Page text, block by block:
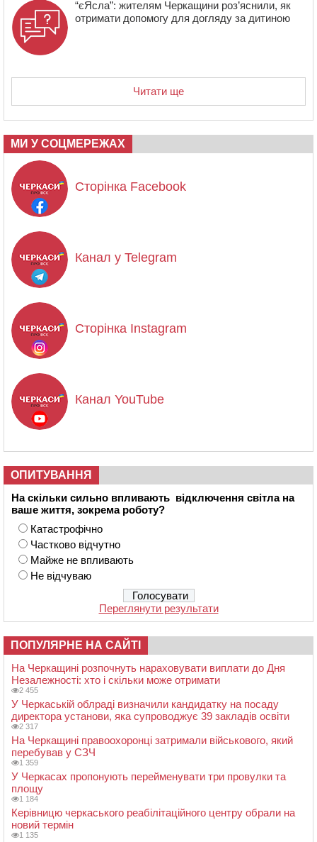
“єЯсла”: жителям Черкащини роз’яснили, як
отримати допомогу для догляду за дитиною
Читати ще
МИ У СОЦМЕРЕЖАХ
Сторінка Facebook
Канал у Telegram
Сторінка Instagram
Канал YouTube
ОПИТУВАННЯ
На скільки сильно впливають відключення світла на
ваше життя, зокрема роботу?
Катастрофічно
Частково відчутно
Майже не впливають
Не відчуваю
Переглянути результати
ПОПУЛЯРНЕ НА САЙТІ
На Черкащині розпочнуть нараховувати виплати до Дня
Незалежності: хто і скільки може отримати
2 455
У Черкаській облраді визначили кандидатку на посаду
директора установи, яка супроводжує 39 закладів освіти
2 317
На Черкащині правоохоронці затримали військового, який
перебував у СЗЧ
1 359
У Черкасах пропонують перейменувати три провулки та
площу
1 184
Керівницю черкаського реабілітаційного центру обрали на
новий термін
1 135